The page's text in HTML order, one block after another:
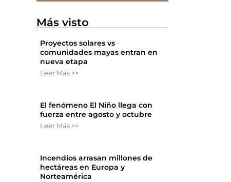
Más visto
Proyectos solares vs
comunidades mayas entran en
nueva etapa
Leer Más >>
El fenómeno El Niño llega con
fuerza entre agosto y octubre
Leer Más >>
Incendios arrasan millones de
hectáreas en Europa y
Norteamérica